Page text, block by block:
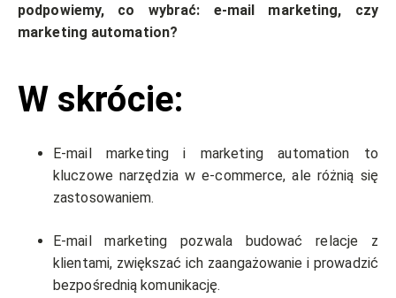
podpowiemy, co wybrać: e-mail marketing, czy
marketing automation?
W skrócie:
E-mail marketing i marketing automation to
kluczowe narzędzia w e-commerce, ale różnią się
zastosowaniem.
E-mail marketing pozwala budować relacje z
klientami, zwiększać ich zaangażowanie i prowadzić
bezpośrednią komunikację.